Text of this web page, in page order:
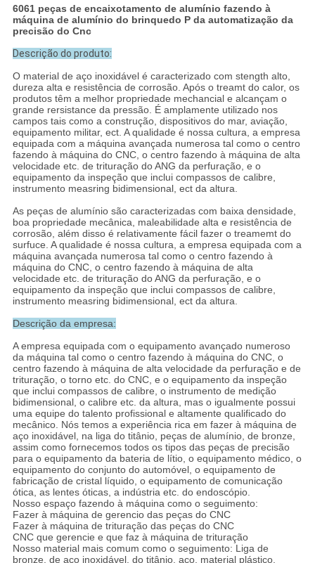
6061 peças de encaixotamento de alumínio fazendo à
máquina de alumínio do brinquedo P da automatização da
precisão do Cnc
Descrição do produto:
O material de aço inoxidável é caracterizado com stength alto,
dureza alta e resistência de corrosão. Após o treamt do calor, os
produtos têm a melhor propriedade mechancial e alcançam o
grande rersistance da pressão. É amplamente utilizado nos
campos tais como a construção, dispositivos do mar, aviação,
equipamento militar, ect. A qualidade é nossa cultura, a empresa
equipada com a máquina avançada numerosa tal como o centro
fazendo à máquina do CNC, o centro fazendo à máquina de alta
velocidade etc. de trituração do ANG da perfuração, e o
equipamento da inspeção que inclui compassos de calibre,
instrumento measring bidimensional, ect da altura.
As peças de alumínio são caracterizadas com baixa densidade,
boa propriedade mecânica, maleabilidade alta e resistência de
corrosão, além disso é relativamente fácil fazer o treamemt do
surfuce. A qualidade é nossa cultura, a empresa equipada com a
máquina avançada numerosa tal como o centro fazendo à
máquina do CNC, o centro fazendo à máquina de alta
velocidade etc. de trituração do ANG da perfuração, e o
equipamento da inspeção que inclui compassos de calibre,
instrumento measring bidimensional, ect da altura.
Descrição da empresa:
A empresa equipada com o equipamento avançado numeroso
da máquina tal como o centro fazendo à máquina do CNC, o
centro fazendo à máquina de alta velocidade da perfuração e de
trituração, o torno etc. do CNC, e o equipamento da inspeção
que inclui compassos de calibre, o instrumento de medição
bidimensional, o calibre etc. da altura, mas o igualmente possui
uma equipe do talento profissional e altamente qualificado do
mecânico. Nós temos a experiência rica em fazer à máquina de
aço inoxidável, na liga do titânio, peças de alumínio, de bronze,
assim como fornecemos todos os tipos das peças de precisão
para o equipamento da bateria de lítio, o equipamento médico, o
equipamento do conjunto do automóvel, o equipamento de
fabricação de cristal líquido, o equipamento de comunicação
ótica, as lentes óticas, a indústria etc. do endoscópio.
Nosso espaço fazendo à máquina como o seguimento:
Fazer à máquina de gerencio das peças do CNC
Fazer à máquina de trituração das peças do CNC
CNC que gerencie e que faz à máquina de trituração
Nosso material mais comum como o seguimento: Liga de
bronze, de aço inoxidável, do titânio, aço, material plástico,